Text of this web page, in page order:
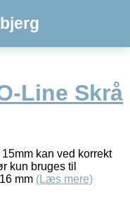
Line Skrå
kan ved korrekt
kun bruges til
mm (Læs mere)